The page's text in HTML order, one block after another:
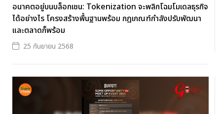
อนาคตอยู่บนบล็อกเชน: Tokenization จะพลิกโฉมโมเดลธุรกิจ
ได้อย่างไร โครงสร้างพื้นฐานพร้อม กฎเกณฑ์กำลังปรับพัฒนา
และตลาดก็พร้อม
25 กันยายน 2568